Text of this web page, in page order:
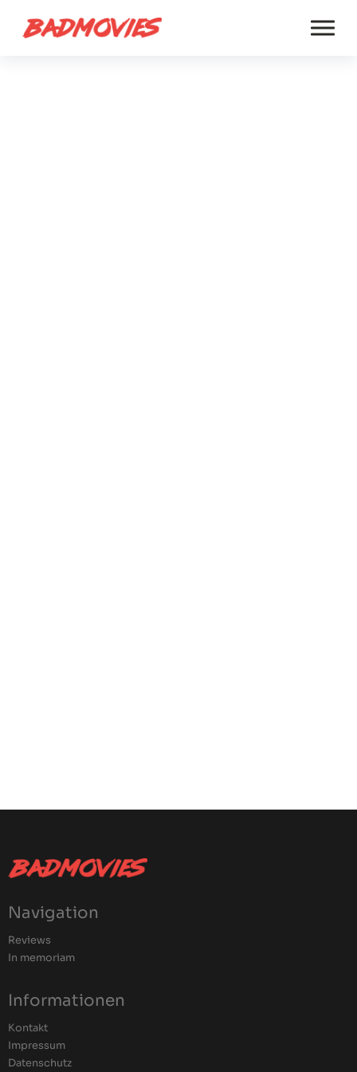
Navigation
Reviews
In memoriam
Informationen
Kontakt
Impressum
Datenschutz